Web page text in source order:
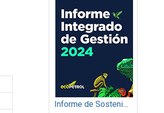
Informe de Sostenibilidad 2024: Ecopetrol S.A.